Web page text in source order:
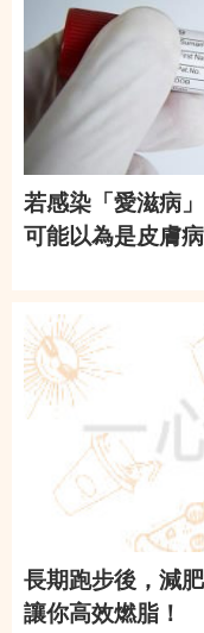
若感染「愛滋病
可能以為是皮膚病
長期跑步後，減
讓你高效燃脂！